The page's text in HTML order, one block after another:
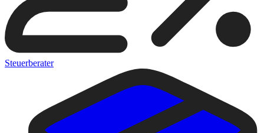
Steuerberater